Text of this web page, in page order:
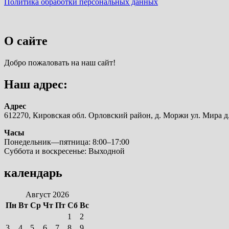
Политика обработки персональных данных
О сайте
Добро пожаловать на наш сайт!
Наш адрес:
Адрес
612270, Кировская обл. Орловский район, д. Моржи ул. Мира
Часы
Понедельник—пятница: 8:00–17:00
Суббота и воскресенье: Выходной
календарь
Август 2026
Пн Вт Ср Чт Пт Сб Вс
1
2